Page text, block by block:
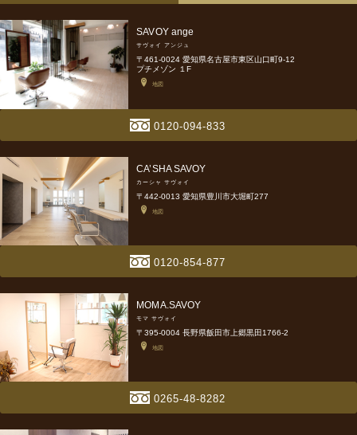
SAVOY ange
サヴォイ アンジュ
〒461-0024 愛知県名古屋市東区山口町9-12
プチメゾン １F
地図
0120-094-833
CA’SHA SAVOY
カーシャ サヴォイ
〒442-0013 愛知県豊川市大堀町277
地図
0120-854-877
MOMA.SAVOY
モマ サヴォイ
〒395-0004 長野県飯田市上郷黒田1766-2
地図
0265-48-8282